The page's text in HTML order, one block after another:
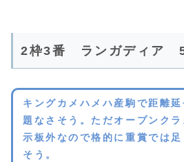
2枠3番 ランガディア
キングカメハメハ産駒で距離
題なさそう。ただオープンク
示板外なので格的に重賞では
そう。